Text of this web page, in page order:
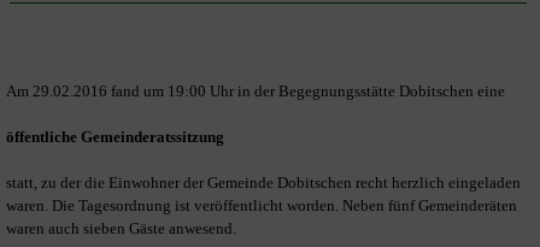
Am 29.02.2016 fand um 19:00 Uhr in der Begegnungsstätte Dobitschen eine
öffentliche Gemeinderatssitzung
statt, zu der die Einwohner der Gemeinde Dobitschen recht herzlich eingeladen
waren. Die Tagesordnung ist veröffentlicht worden. Neben fünf Gemeinderäten
waren auch sieben Gäste anwesend.